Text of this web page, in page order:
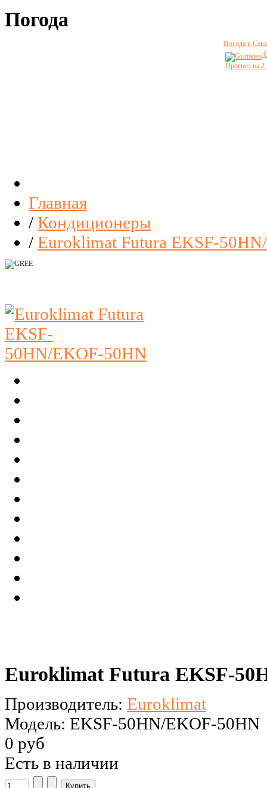
Погода
Погода в
Прогноз на 2
Главная
/ Кондиционеры
/ Euroklimat Futura EKSF-
Euroklimat Futura EKSF-
Производитель: Euroklimat
Модель: EKSF-50HN/EKOF-50HN
0 руб
Есть в наличии